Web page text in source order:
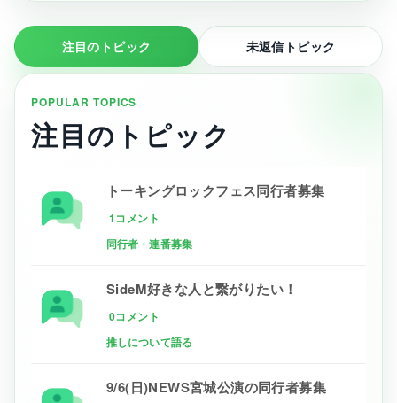
注目のトピック 未返信トピック
POPULAR TOPICS
注目のトピック
トーキングロックフェス同行者募集
1コメント
同行者・連番募集
SideM好きな人と繋がりたい！
0コメント
推しについて語る
9/6(日)NEWS宮城公演の同行者募集